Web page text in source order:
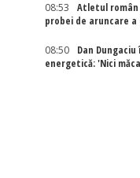
08:53
Atletul român
probei de aruncare
08:50
Dan
energetică: 'Nici